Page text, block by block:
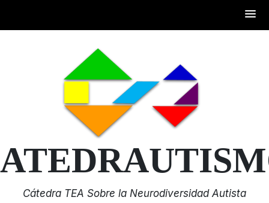
Cátedra TEA Sobre la Neurodiversidad Autista